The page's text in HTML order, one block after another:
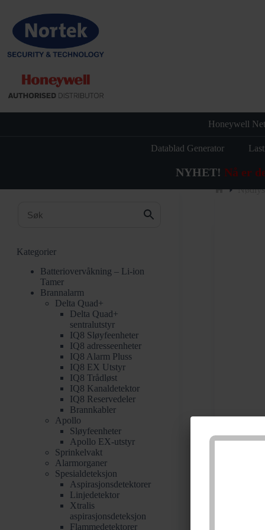
NYHET! Nå er
innholdet
Honeywell
Datablad Generator
Nødlys
Kategorier
Batteriovervåkning – Li-ion
Tamer
Brannalarm
Delta Quad+
Delta Quad+
sentralutstyr
IQ8 Sløyfeenheter
IQ8 adresseenheter
IQ8 Alarm Pluss
IQ8 EX Utstyr
IQ8 Trådløst
IQ8 Kanaldetektor
IQ8 Reservedeler
Brannkabler
Apollo
Sløyfeenheter
Apollo EX-utstyr
Sprinkelvakt
Alarmorganer
Spesialdeteksjon
Aspirasjonsdetektorer
Linjedetektor
Xtralis
aspirasjonsdeteksjon
Flammedetektorer